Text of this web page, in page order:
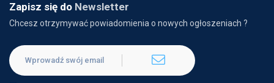
Zapisz się do Newsletter
Chcesz otrzymywać powiadomienia o nowych ogłoszeniach ?